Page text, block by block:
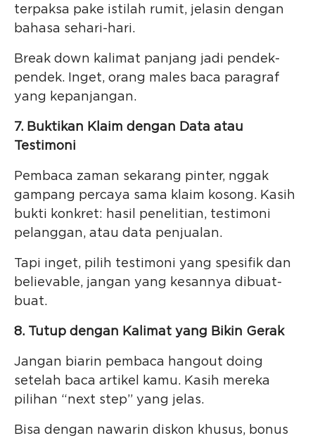
terpaksa pake istilah rumit, jelasin dengan
bahasa sehari-hari.
Break down kalimat panjang jadi pendek-
pendek. Inget, orang males baca paragraf
yang kepanjangan.
7. Buktikan Klaim dengan Data atau
Testimoni
Pembaca zaman sekarang pinter, nggak
gampang percaya sama klaim kosong. Kasih
bukti konkret: hasil penelitian, testimoni
pelanggan, atau data penjualan.
Tapi inget, pilih testimoni yang spesifik dan
believable, jangan yang kesannya dibuat-
buat.
8. Tutup dengan Kalimat yang Bikin Gerak
Jangan biarin pembaca hangout doing
setelah baca artikel kamu. Kasih mereka
pilihan “next step” yang jelas.
Bisa dengan nawarin diskon khusus, bonus